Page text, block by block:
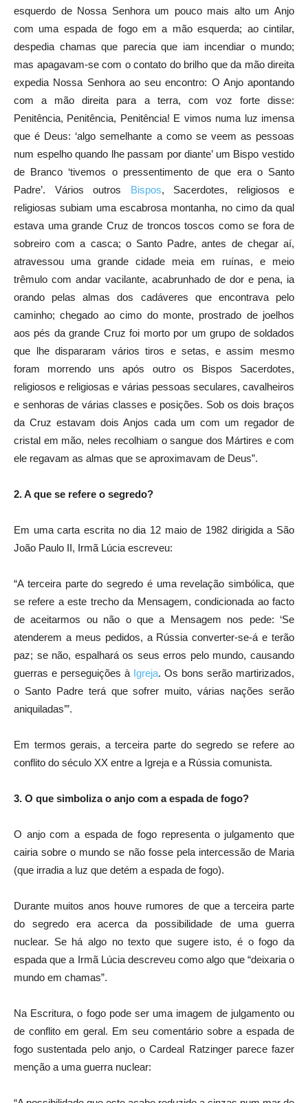
esquerdo de Nossa Senhora um pouco mais alto um Anjo
com uma espada de fogo em a mão esquerda; ao cintilar,
despedia chamas que parecia que iam incendiar o mundo;
mas apagavam-se com o contato do brilho que da mão direita
expedia Nossa Senhora ao seu encontro: O Anjo apontando
com a mão direita para a terra, com voz forte disse:
Penitência, Penitência, Penitência! E vimos numa luz imensa
que é Deus: ‘algo semelhante a como se veem as pessoas
num espelho quando lhe passam por diante’ um Bispo vestido
de Branco ‘tivemos o pressentimento de que era o Santo
Padre’. Vários outros Bispos, Sacerdotes, religiosos e
religiosas subiam uma escabrosa montanha, no cimo da qual
estava uma grande Cruz de troncos toscos como se fora de
sobreiro com a casca; o Santo Padre, antes de chegar aí,
atravessou uma grande cidade meia em ruínas, e meio
trêmulo com andar vacilante, acabrunhado de dor e pena, ia
orando pelas almas dos cadáveres que encontrava pelo
caminho; chegado ao cimo do monte, prostrado de joelhos
aos pés da grande Cruz foi morto por um grupo de soldados
que lhe dispararam vários tiros e setas, e assim mesmo
foram morrendo uns após outro os Bispos Sacerdotes,
religiosos e religiosas e várias pessoas seculares, cavalheiros
e senhoras de várias classes e posições. Sob os dois braços
da Cruz estavam dois Anjos cada um com um regador de
cristal em mão, neles recolhiam o sangue dos Mártires e com
ele regavam as almas que se aproximavam de Deus”.
2. A que se refere o segredo?
Em uma carta escrita no dia 12 maio de 1982 dirigida a São
João Paulo II, Irmã Lúcia escreveu:
“A terceira parte do segredo é uma revelação simbólica, que
se refere a este trecho da Mensagem, condicionada ao facto
de aceitarmos ou não o que a Mensagem nos pede: ‘Se
atenderem a meus pedidos, a Rússia converter-se-á e terão
paz; se não, espalhará os seus erros pelo mundo, causando
guerras e perseguições à Igreja. Os bons serão martirizados,
o Santo Padre terá que sofrer muito, várias nações serão
aniquiladas’”.
Em termos gerais, a terceira parte do segredo se refere ao
conflito do século XX entre a Igreja e a Rússia comunista.
3. O que simboliza o anjo com a espada de fogo?
O anjo com a espada de fogo representa o julgamento que
cairia sobre o mundo se não fosse pela intercessão de Maria
(que irradia a luz que detém a espada de fogo).
Durante muitos anos houve rumores de que a terceira parte
do segredo era acerca da possibilidade de uma guerra
nuclear. Se há algo no texto que sugere isto, é o fogo da
espada que a Irmã Lúcia descreveu como algo que “deixaria o
mundo em chamas”.
Na Escritura, o fogo pode ser uma imagem de julgamento ou
de conflito em geral. Em seu comentário sobre a espada de
fogo sustentada pelo anjo, o Cardeal Ratzinger parece fazer
menção a uma guerra nuclear: